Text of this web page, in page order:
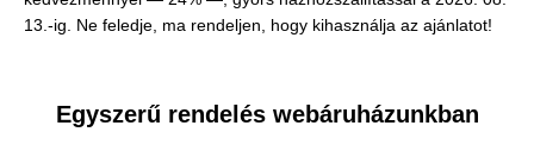
13.-ig. Ne feledje, ma rendeljen, hogy kihasználja az ajánlatot!
Egyszerű rendelés webáruházunkban